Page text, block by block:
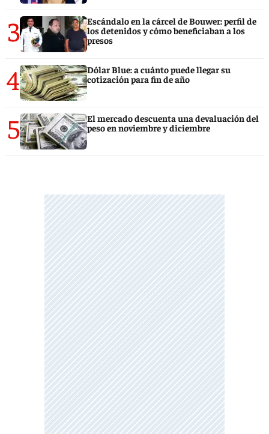
3
Escándalo en la cárcel de Bouwer: perfil de
los detenidos y cómo beneficiaban a los
presos
4
Dólar Blue: a cuánto puede llegar su
cotización para fin de año
5
El mercado descuenta una devaluación del
peso en noviembre y diciembre